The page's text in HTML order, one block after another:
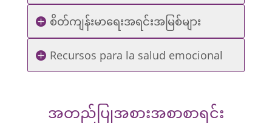
စိတ်ကျန်းမာရေးအရင်းအမြစ်များ
Recursos para la salud emocional
အတည်ပြုအစားအစာစာရင်း